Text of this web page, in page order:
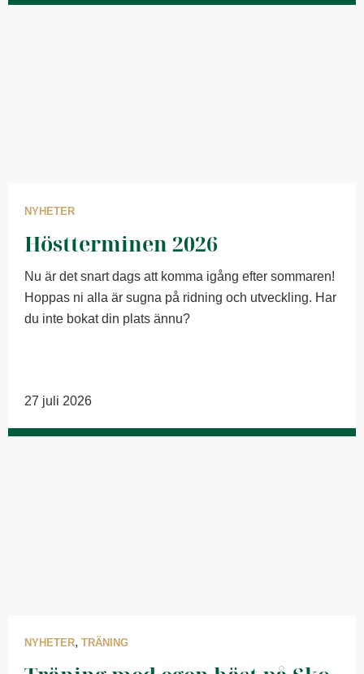
NYHETER
Höstterminen 2026
Nu är det snart dags att komma igång efter sommaren!
Hoppas ni alla är sugna på ridning och utveckling. Har
du inte bokat din plats ännu?
27 juli 2026
NYHETER, TRÄNING